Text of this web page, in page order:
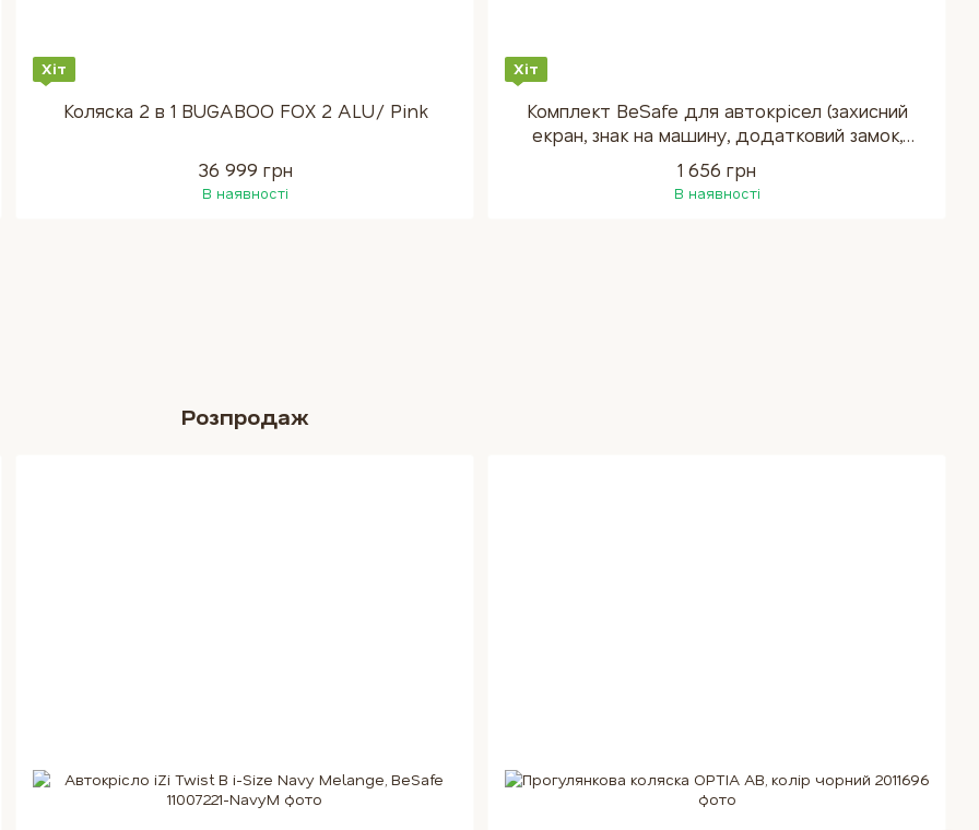
Хіт
Коляска 2 в 1 BUGABOO FOX 2 ALU/ Pink
36 999 грн
В наявності
Хіт
Комплект BeSafe для автокрісел (захисний
екран, знак на машину, додатковий замок,
органайзер)
1 656 грн
В наявності
Розпродаж